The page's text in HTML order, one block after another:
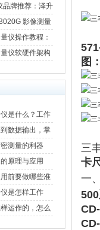
选型应用
品牌推荐：泽升
型指南影像测量
应用解析
仪操作教程：
告，新手也能
仪软硬件架构
是什么？工作
核心功能一次
数据输出，掌
量仪的六大核
测量的利器
原理与应用
前要做哪些准
是怎样工作
么优势？
运作的，怎么
图：
三
卡
一